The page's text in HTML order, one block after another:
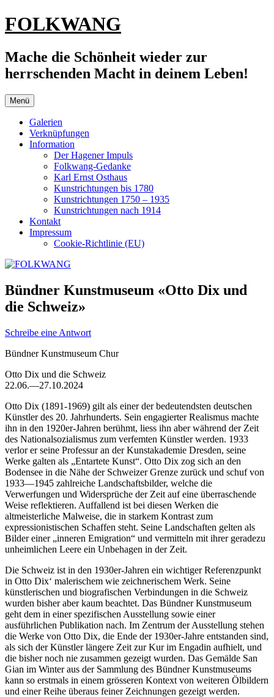
Zum
Inhalt
FOLKWANG
Mache die Schönheit wieder zur
herrschenden Macht in deinem Leben!
Menü
Galerien
Verknüpfungen
Information
Der Hagener Impuls
Folkwang-Gedanke
Karl Ernst Osthaus
Kunstrichtungen bis 1780
Kunstrichtungen 1750 – 1935
Kunstrichtungen nach 1914
Kontakt
Impressum
Cookie-Richtlinie (EU)
Bündner Kunstmuseum «​Otto Dix und
die Schweiz»
Schreibe eine Antwort
Bündner Kunstmuseum Chur
Otto Dix und die Schweiz
22.06.—27.10.2024
Otto Dix (1891-1969) gilt als einer der bedeutendsten deutschen
Künstler des 20. Jahrhunderts. Sein engagierter Realismus machte
ihn in den 1920er-Jahren berühmt, liess ihn aber während der Zeit
des Nationalsozialismus zum verfemten Künstler werden. 1933
verlor er seine Professur an der Kunstakademie Dresden, seine
Werke galten als „Entartete Kunst“. Otto Dix zog sich an den
Bodensee in die Nähe der Schweizer Grenze zurück und schuf von
1933—1945 zahlreiche Landschaftsbilder, welche die
Verwerfungen und Widersprüche der Zeit auf eine überraschende
Weise reflektieren. Auffallend ist bei diesen Werken die
altmeisterliche Malweise, die in starkem Kontrast zum
expressionistischen Schaffen steht. Seine Landschaften gelten als
Bilder einer „inneren Emigration“ und vermitteln mit ihrer geradezu
unheimlichen Leere ein Unbehagen in der Zeit.
Die Schweiz ist in den 1930er-Jahren ein wichtiger Referenzpunkt
in Otto Dix‘ malerischem wie zeichnerischem Werk. Seine
künstlerischen und biografischen Verbindungen in die Schweiz
wurden bisher aber kaum beachtet. Das Bündner Kunstmuseum
geht dem in einer spezifischen Ausstellung sowie einer
ausführlichen Publikation nach. Im Zentrum der Ausstellung stehen
die Werke von Otto Dix, die Ende der 1930er-Jahre entstanden sind,
als sich der Künstler längere Zeit zur Kur im Engadin aufhielt, und
die bisher noch nie zusammen gezeigt wurden. Das Gemälde San
Gian im Winter aus der Sammlung des Bündner Kunstmuseums
kann so erstmals in einem grösseren Kontext von weiteren Ölbildern
und einer Reihe überaus feiner Zeichnungen gezeigt werden.